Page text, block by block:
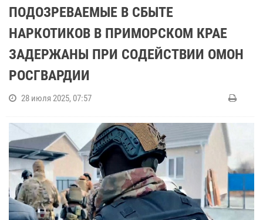
ПОДОЗРЕВАЕМЫЕ В СБЫТЕ
НАРКОТИКОВ В ПРИМОРСКОМ КРАЕ
ЗАДЕРЖАНЫ ПРИ СОДЕЙСТВИИ ОМОН
РОСГВАРДИИ
28 июля 2025, 07:57